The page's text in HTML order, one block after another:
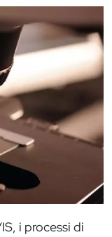
i processi di